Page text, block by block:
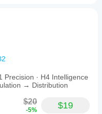
Precision · H4 Intelligence
→ Distribution
$20
-5% $19